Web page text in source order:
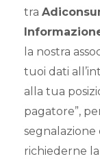
tra
la nostra
tuoi dati
alla tua
pagatore”,
segnalazione
richiederne